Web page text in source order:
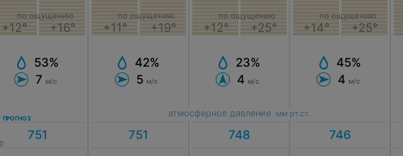
+12° +16°
по ощущению
53%
7 м/с
+11° +19°
по ощущению
42%
5 м/с
+12° +25°
по ощущению
23%
4 м/с
+14° +25°
по ощущению
45%
4 м/с
атмосферное давление мм рт.ст.